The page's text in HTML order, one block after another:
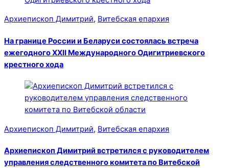
Архиепископ Димитрий, Витебская епархия
На границе России и Беларуси состоялась встреча
ежегодного XXII Международного Одигитриевского
крестного хода
Архиепископ Димитрий, Витебская епархия
Архиепископ Димитрий встретился с руководителем
управления следственного комитета по Витебской